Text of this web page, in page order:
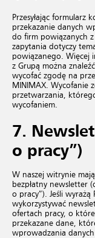
Przesyłając formularz
przekazanie danych
do firm powiązanych z
zapytania dotyczy
powiązanego. Więcej
z Grupą można znaleźć
wycofać zgodę na
MINIMAX. Wycofanie
przetwarzania,
wycofaniem.
7.
o pracy”)
W naszej witrynie
bezpłatny newsletter
o pracy”). Jeśli
wykorzystywać
ofertach pracy, o
przekazane dane,
wprowadzania